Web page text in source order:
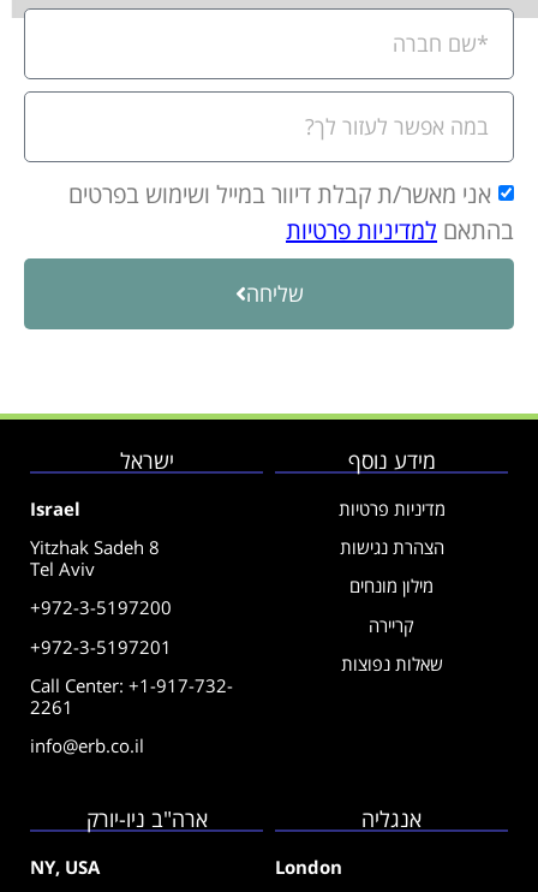
אני מאשר/ת קבלת דיוור במייל ושימוש בפרטים
בהתאם למדיניות פרטיות
שליחה
מידע נוסף
מדיניות פרטיות
הצהרת נגישות
מילון מונחים
קריירה
שאלות נפוצות
ישראל
Israel
Yitzhak Sadeh 8
Tel Aviv
+972-3-5197200
+972-3-5197201
Call Center: +1-917-732-
2261
info@erb.co.il
אנגליה
London
ארה"ב ניו-יורק
NY, USA